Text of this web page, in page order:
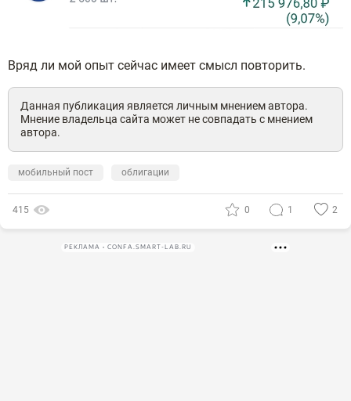
Вряд ли мой опыт сейчас имеет смысл повторить.
Данная публикация является личным мнением автора.
Мнение владельца сайта может не совпадать с мнением
автора.
мобильный пост облигации
415 0 1 2
РЕКЛАМА • CONFA.SMART-LAB.RU